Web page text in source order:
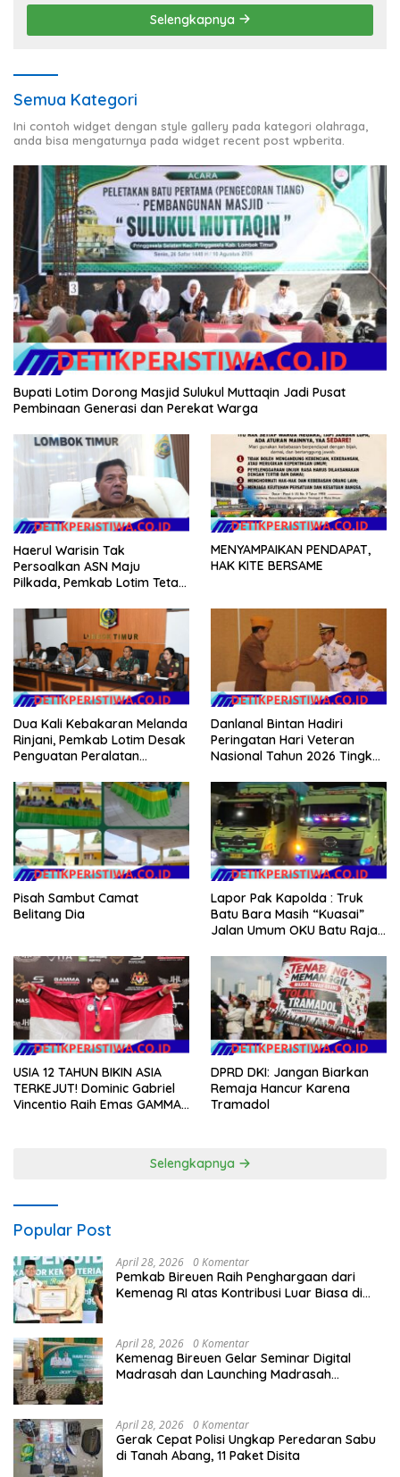
Selengkapnya
Semua Kategori
Ini contoh widget dengan style gallery pada kategori olahraga,
anda bisa mengaturnya pada widget recent post wpberita.
Bupati Lotim Dorong Masjid Sulukul Muttaqin Jadi Pusat
Pembinaan Generasi dan Perekat Warga
Haerul Warisin Tak
Persoalkan ASN Maju
Pilkada, Pemkab Lotim Tetap
MENYAMPAIKAN PENDAPAT,
HAK KITE BERSAME
Dua Kali Kebakaran Melanda
Rinjani, Pemkab Lotim Desak
Penguatan Peralatan
Danlanal Bintan Hadiri
Peringatan Hari Veteran
Nasional Tahun 2026 Tingkat
Pisah Sambut Camat
Belitang Dia
Lapor Pak Kapolda : Truk
Batu Bara Masih “Kuasai”
Jalan Umum OKU Batu Raja
USIA 12 TAHUN BIKIN ASIA
TERKEJUT! Dominic Gabriel
Vincentio Raih Emas GAMMA
DPRD DKI: Jangan Biarkan
Remaja Hancur Karena
Tramadol
Selengkapnya
Popular Post
April 28, 2026 0 Komentar
Pemkab Bireuen Raih Penghargaan dari
Kemenag RI atas Kontribusi Luar Biasa di
April 28, 2026 0 Komentar
Kemenag Bireuen Gelar Seminar Digital
Madrasah dan Launching Madrasah
April 28, 2026 0 Komentar
Gerak Cepat Polisi Ungkap Peredaran Sabu
di Tanah Abang, 11 Paket Disita